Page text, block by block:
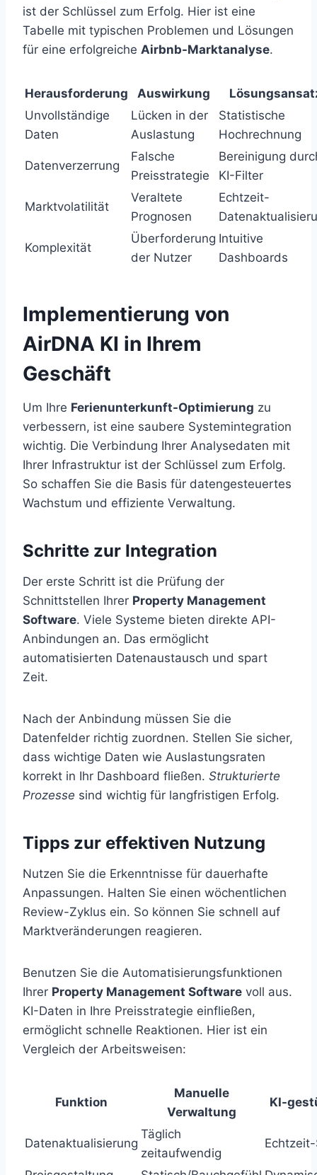
ist der Schlüssel zum Erfolg. Hier ist eine
Tabelle mit typischen Problemen und Lösungen
für eine erfolgreiche Airbnb-Marktanalyse.
Herausforderung Auswirkung
Unvollständige
Daten
Lücken in der
Auslastung
Statistische
Hochrechnung
Datenverzerrung
Falsche
Preisstrategie
Bereinigung
KI-Filter
Marktvolatilität
Veraltete
Prognosen
Echtzeit-
Komplexität
Überforderung
der Nutzer
Intuitive
Dashboards
Implementierung von
AirDNA KI in Ihrem
Geschäft
Um Ihre Ferienunterkunft-Optimierung zu
verbessern, ist eine saubere Systemintegration
wichtig. Die Verbindung Ihrer Analysedaten mit
Ihrer Infrastruktur ist der Schlüssel zum Erfolg.
So schaffen Sie die Basis für datengesteuertes
Wachstum und effiziente Verwaltung.
Schritte zur Integration
Der erste Schritt ist die Prüfung der
Schnittstellen Ihrer Property Management
Software. Viele Systeme bieten direkte API-
Anbindungen an. Das ermöglicht
automatisierten Datenaustausch und spart
Zeit.
Nach der Anbindung müssen Sie die
Datenfelder richtig zuordnen. Stellen Sie sicher,
dass wichtige Daten wie Auslastungsraten
korrekt in Ihr Dashboard fließen. Strukturierte
Prozesse sind wichtig für langfristigen Erfolg.
Tipps zur effektiven Nutzung
Nutzen Sie die Erkenntnisse für dauerhafte
Anpassungen. Halten Sie einen wöchentlichen
Review-Zyklus ein. So können Sie schnell auf
Marktveränderungen reagieren.
Benutzen Sie die Automatisierungsfunktionen
Ihrer Property Management Software voll aus.
KI-Daten in Ihre Preisstrategie einfließen,
ermöglicht schnelle Reaktionen. Hier ist ein
Vergleich der Arbeitsweisen:
Funktion
Manuelle
Verwaltung
KI-
Datenaktualisierung
Täglich
zeitaufwendig